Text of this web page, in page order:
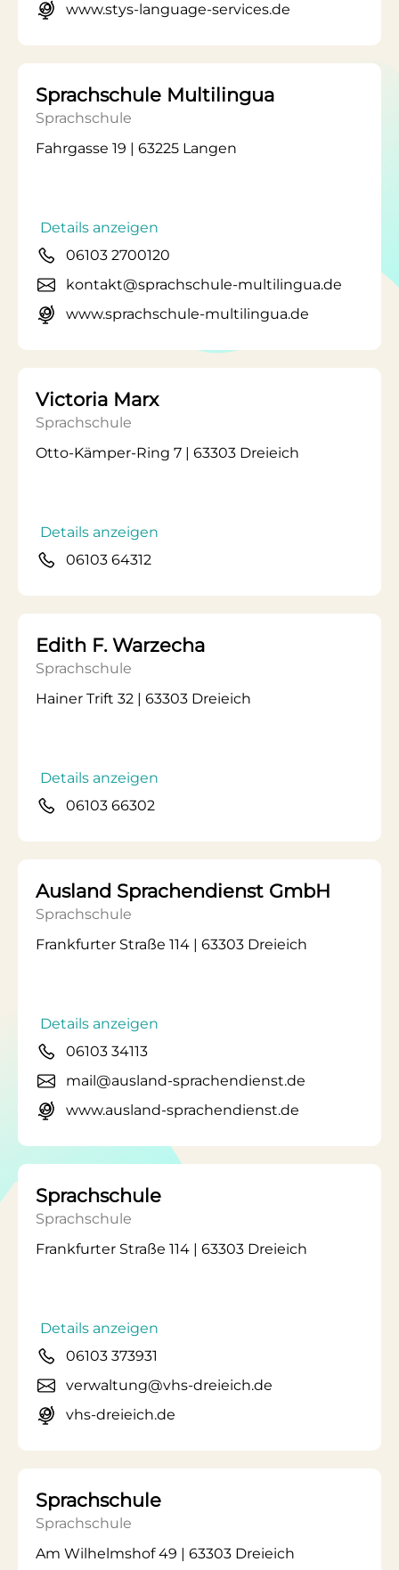
www.stys-language-services.de
Sprachschule Multilingua
Sprachschule
Fahrgasse 19 | 63225 Langen
Details anzeigen
06103 2700120
kontakt@sprachschule-multilingua.de
www.sprachschule-multilingua.de
Victoria Marx
Sprachschule
Otto-Kämper-Ring 7 | 63303 Dreieich
Details anzeigen
06103 64312
Edith F. Warzecha
Sprachschule
Hainer Trift 32 | 63303 Dreieich
Details anzeigen
06103 66302
Ausland Sprachendienst GmbH
Sprachschule
Frankfurter Straße 114 | 63303 Dreieich
Details anzeigen
06103 34113
mail@ausland-sprachendienst.de
www.ausland-sprachendienst.de
Sprachschule
Sprachschule
Frankfurter Straße 114 | 63303 Dreieich
Details anzeigen
06103 373931
verwaltung@vhs-dreieich.de
vhs-dreieich.de
Sprachschule
Sprachschule
Am Wilhelmshof 49 | 63303 Dreieich